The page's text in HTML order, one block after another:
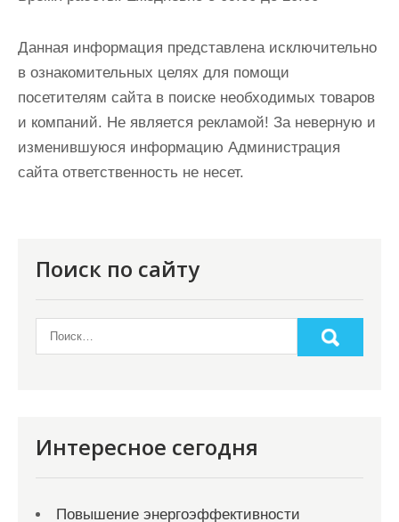
Данная информация представлена исключительно
в ознакомительных целях для помощи
посетителям сайта в поиске необходимых товаров
и компаний. Не является рекламой! За неверную и
изменившуюся информацию Администрация
сайта ответственность не несет.
Поиск по сайту
Интересное сегодня
Повышение энергоэффективности